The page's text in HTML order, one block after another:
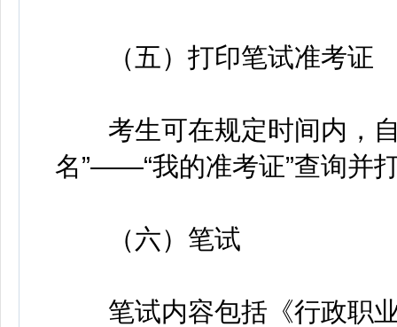
（五）打印笔试准考证
考生可在规定时间内，自
名”——“我的准考证”查询并
（六）笔试
笔试内容包括《行政职业